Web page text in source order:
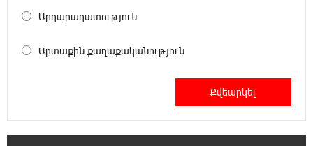
գերազանցել է թույլատրելի սահմանը
18:40:08 8-08-2026
Իրանը պատրաստ է բացել Հորմուզի
նեղուցը, եթե ԱՄՆ-ն ընդունի
Արդարադատություն
Արտաքին քաղաքականություն